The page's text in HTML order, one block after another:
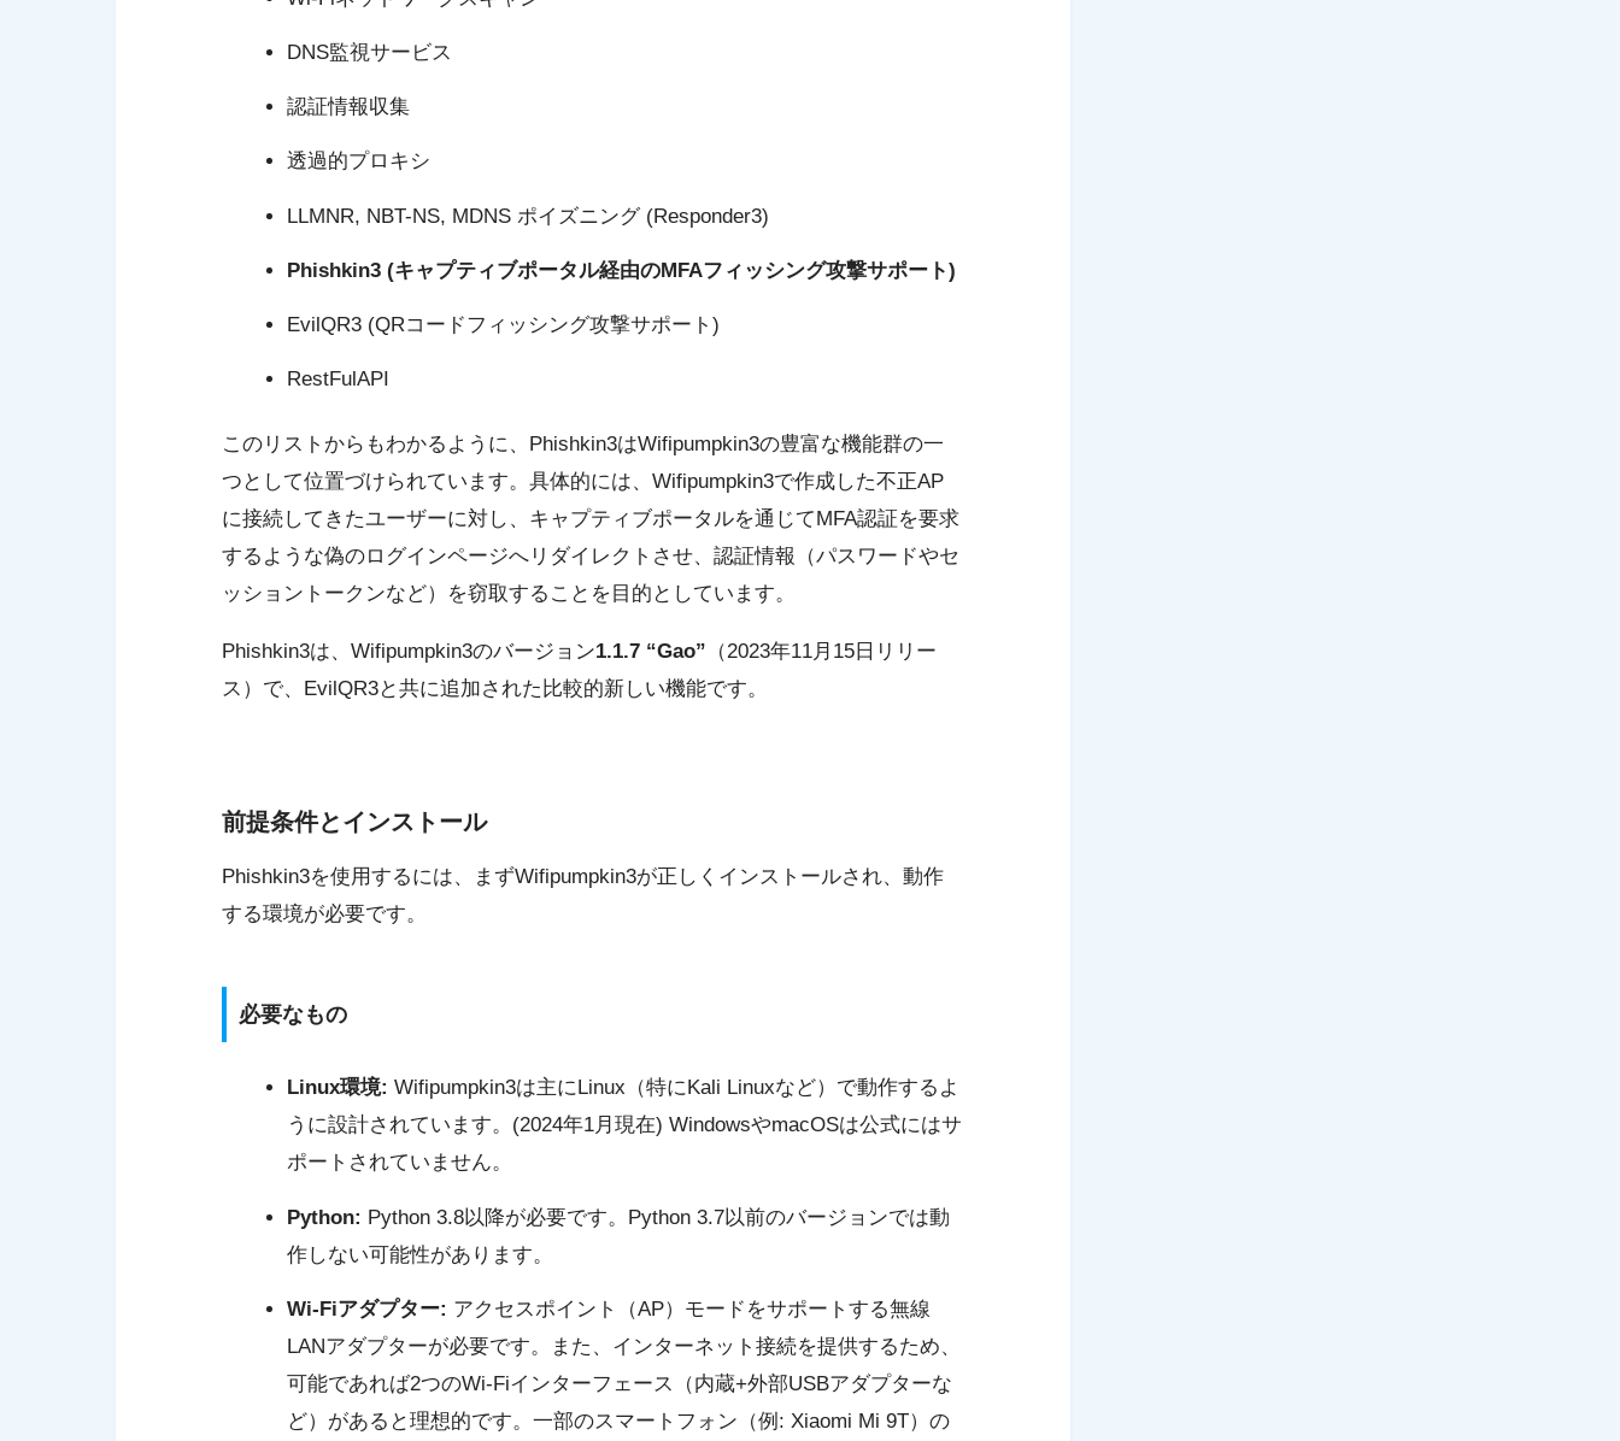
DNS監視サービス
認証情報収集
透過的プロキシ
LLMNR, NBT-NS, MDNS ポイズニング (Responder3)
Phishkin3 (キャプティブポータル経由のMFAフィッシング攻撃サポート)
EvilQR3 (QRコードフィッシング攻撃サポート)
RestFulAPI
このリストからもわかるように、Phishkin3はWifipumpkin3の豊富な機能群の一
つとして位置づけられています。具体的には、Wifipumpkin3で作成した不正AP
に接続してきたユーザーに対し、キャプティブポータルを通じてMFA認証を要求
するような偽のログインページへリダイレクトさせ、認証情報（パスワードやセ
ッショントークンなど）を窃取することを目的としています。
Phishkin3は、Wifipumpkin3のバージョン1.1.7 “Gao” （2023年11月15日リリー
ス）で、EvilQR3と共に追加された比較的新しい機能です。
前提条件とインストール
Phishkin3を使用するには、まずWifipumpkin3が正しくインストールされ、動作
する環境が必要です。
必要なもの
Linux環境: Wifipumpkin3は主にLinux（特にKali Linuxなど）で動作するよ
うに設計されています。(2024年1月現在) WindowsやmacOSは公式にはサ
ポートされていません。
Python: Python 3.8以降が必要です。Python 3.7以前のバージョンでは動
作しない可能性があります。
Wi-Fiアダプター: アクセスポイント（AP）モードをサポートする無線
LANアダプターが必要です。また、インターネット接続を提供するため、
可能であれば2つのWi-Fiインターフェース（内蔵+外部USBアダプターな
ど）があると理想的です。一部のスマートフォン（例: Xiaomi Mi 9T）の